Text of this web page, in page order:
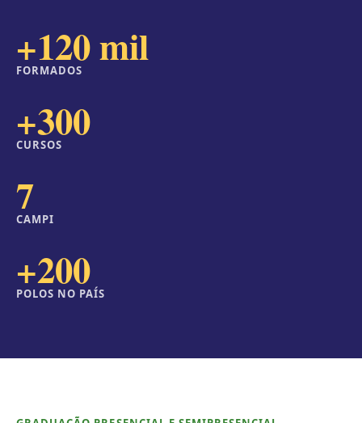
+120 mil
FORMADOS
+300
CURSOS
7
CAMPI
+200
POLOS NO PAÍS